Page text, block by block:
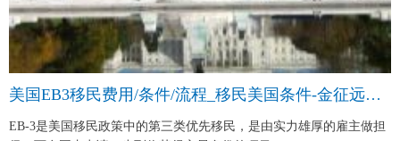
美国EB3移民费用/条件/流程_移民美国条件-金征远皇家移民中介
EB-3是美国移民政策中的第三类优先移民，是由实力雄厚的雇主做担